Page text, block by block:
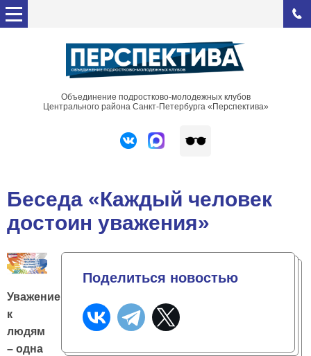
Объединение подростково-молодежных клубов
Центрального района Санкт-Петербурга «Перспектива»
Беседа «Каждый человек
достоин уважения»
Уважение
к
людям
– одна
Поделиться новостью